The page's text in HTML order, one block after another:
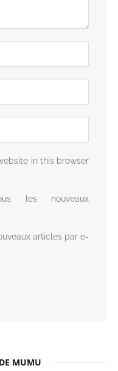
in this browser
les nouveaux
articles par e-
MUMU